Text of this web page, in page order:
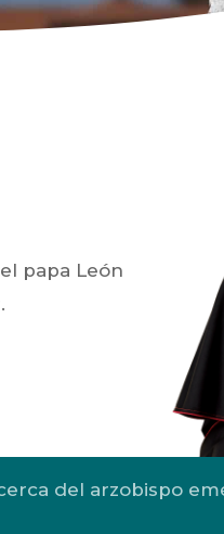
papa León
del arzobispo